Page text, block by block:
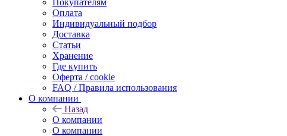
Покупателям
Оплата
Индивидуальный подбор
Доставка
Статьи
Хранение
Где купить
Оферта / cookie
FAQ / Правила использования
О компании
Назад
О компании
О компании